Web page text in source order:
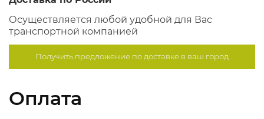
Осуществляется любой удобной для Вас
транспортной компанией
Получить предложение подоставке в ваш город
Оплата